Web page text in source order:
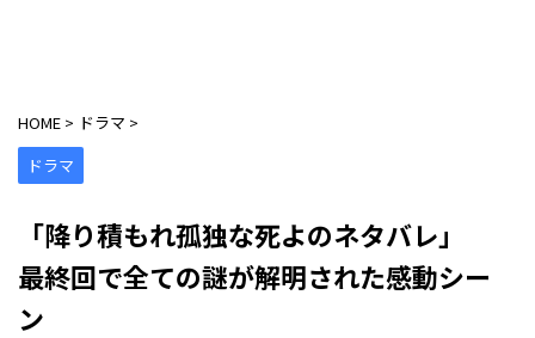
HOME > ドラマ >
ドラマ
「降り積もれ孤独な死よのネタバレ」
最終回で全ての謎が解明された感動シー
ン